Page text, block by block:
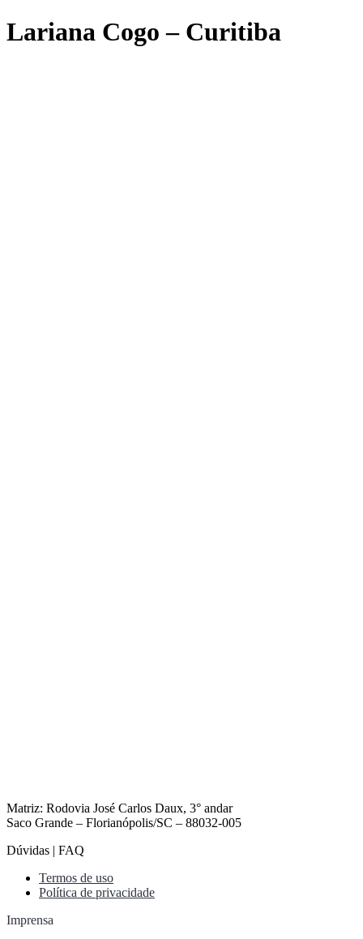
Lariana Cogo – Curitiba
Matriz: Rodovia José Carlos Daux, 3° andar
Saco Grande – Florianópolis/SC – 88032-005
Dúvidas | FAQ
Termos de uso
Política de privacidade
Imprensa